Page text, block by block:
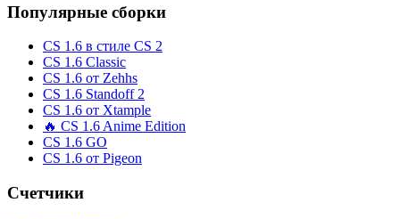
Популярные сборки
CS 1.6 в стиле CS 2
CS 1.6 Classic
CS 1.6 от Zehhs
CS 1.6 Standoff 2
CS 1.6 от Xtample
🔥 CS 1.6 Anime Edition
CS 1.6 GO
CS 1.6 от Pigeon
Счетчики